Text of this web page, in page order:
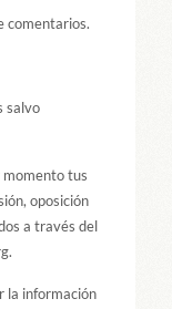
comentarios.
salvo
tus
oposición
a través del
la información